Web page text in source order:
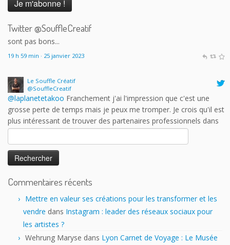
Twitter @SouffleCreatif
200 touchent le RSA à Angoulême excusez-moi mais les calculs
19 h 59 min · 25 janvier 2023
Le Souffle Créatif
grosse perte de temps mais je peux me tromper. Je crois qu'il est
plus intéressant de trouver des partenaires professionnels dans
des salons moins grand public ou plus spécialisés. Est-ce que les
auteurs y trouvent vraiment leur compte?
17 h 43 min · 25 janvier 2023
Commentaires récents
Mettre en valeur ses créations pour les transformer et les
vendre dans Instagram : leader des réseaux sociaux pour
les artistes ?
Wehrung Maryse dans Lyon Carnet de Voyage : Le Musée